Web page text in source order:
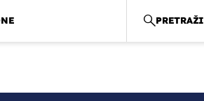
PRETRAŽI